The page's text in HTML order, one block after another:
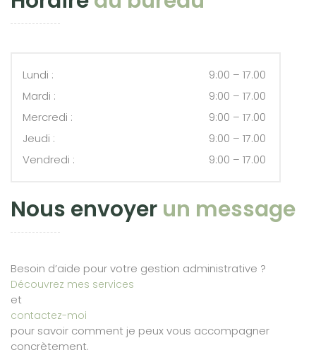
Lundi :
9:00 – 17.00
Mardi :
9:00 – 17.00
Mercredi :
9:00 – 17.00
Jeudi :
9:00 – 17.00
Vendredi :
9:00 – 17.00
Nous envoyer un message
Besoin d’aide pour votre gestion administrative ?
Découvrez mes services
et
contactez-moi
pour savoir comment je peux vous accompagner
concrètement.